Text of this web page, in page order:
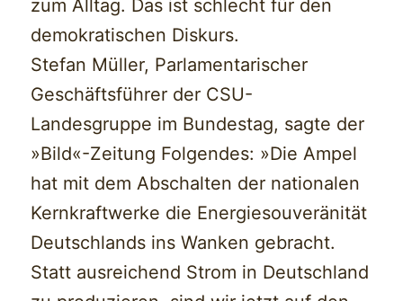
zum Alltag. Das ist schlecht für den
demokratischen Diskurs.
Stefan Müller, Parlamentarischer
Geschäftsführer der CSU-
Landesgruppe im Bundestag, sagte der
»Bild«-Zeitung Folgendes: »Die Ampel
hat mit dem Abschalten der nationalen
Kernkraftwerke die Energiesouveränität
Deutschlands ins Wanken gebracht.
Statt ausreichend Strom in Deutschland